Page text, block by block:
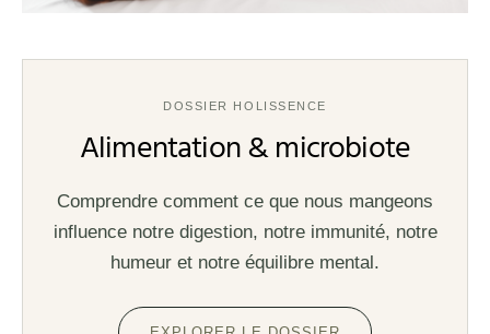
DOSSIER HOLISSENCE
Alimentation & microbiote
Comprendre comment ce que nous mangeons
influence notre digestion, notre immunité, notre
humeur et notre équilibre mental.